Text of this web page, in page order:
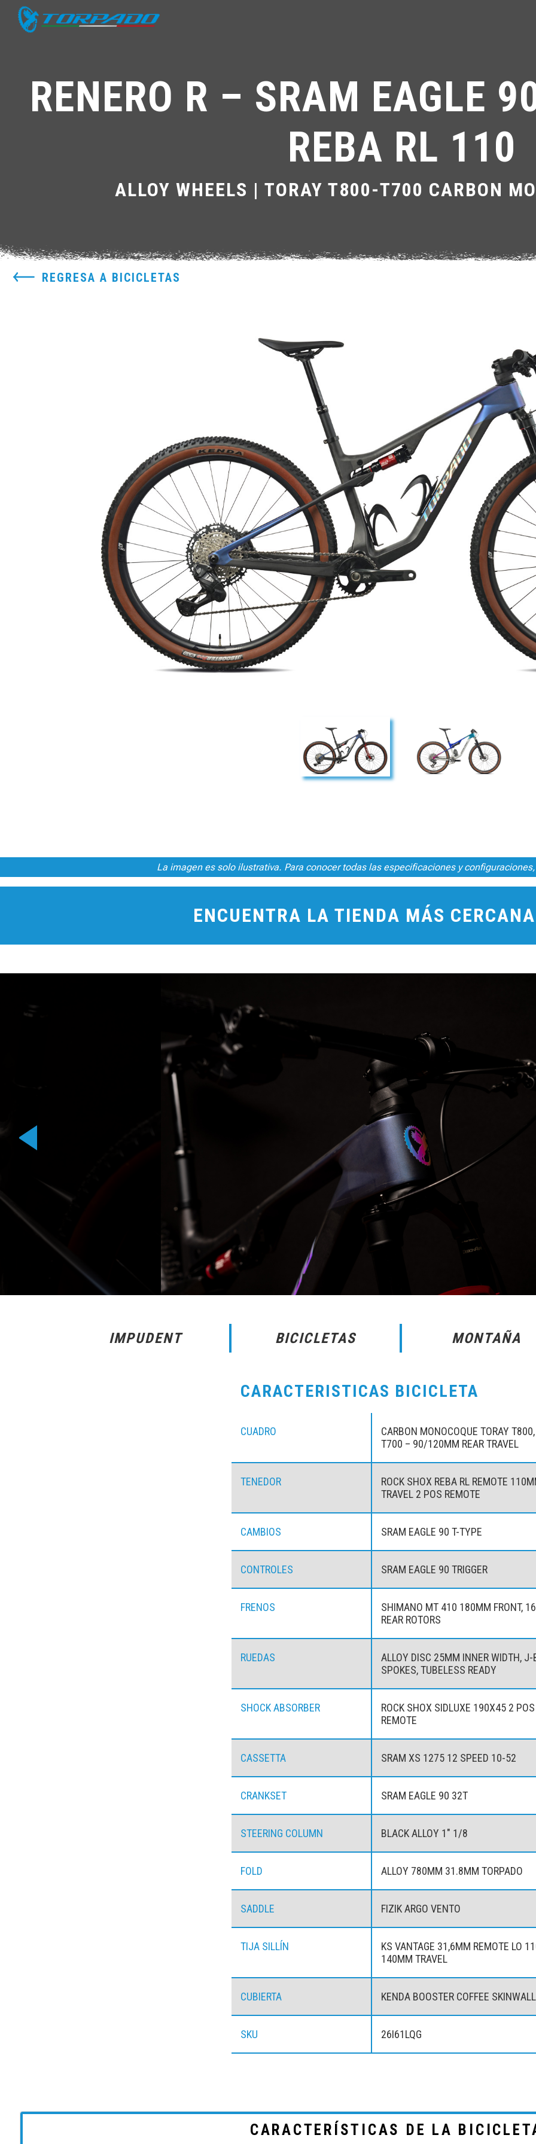
RENERO R – SRAM EAGLE
REBA RL 110
ALLOY WHEELS | TORAY T800-T700 CARBON
REGRESA A BICICLETAS
La imagen es solo ilustrativa. Para conocer todas las especificaciones y
ENCUENTRA LA TIENDA MÁS
IMPUDENT BICICLETAS MONTAÑA
CARACTERISTICAS BICICLETA
CUADRO
CARBON MONOCOQUE TORAY T800,
T700 – 90/120MM REAR TRAVEL
TENEDOR
ROCK SHOX REBA RL REMOTE
TRAVEL 2 POS REMOTE
CAMBIOS SRAM EAGLE 90 T-TYPE
CONTROLES SRAM EAGLE 90 TRIGGER
FRENOS
SHIMANO MT 410 180MM FRONT,
REAR ROTORS
RUEDAS
ALLOY DISC 25MM INNER WIDTH, J-
SPOKES, TUBELESS READY
SHOCK ABSORBER
ROCK SHOX SIDLUXE 190X45 2 POS
REMOTE
CASSETTA SRAM XS 1275 12 SPEED 10-52
CRANKSET SRAM EAGLE 90 32T
STEERING COLUMN BLACK ALLOY 1" 1/8
FOLD ALLOY 780MM 31.8MM TORPADO
SADDLE FIZIK ARGO VENTO
TIJA SILLÍN
KS VANTAGE 31,6MM REMOTE LO
140MM TRAVEL
CUBIERTA KENDA BOOSTER COFFEE SKINWALL
SKU 26I61LQG
CARACTERÍSTICAS DE LA